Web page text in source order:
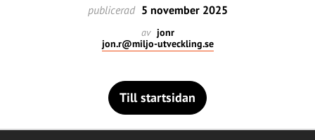
publicerad 5 november 2025
av jonr
jon.r@miljo-utveckling.se
Till startsidan